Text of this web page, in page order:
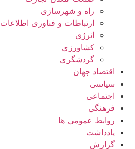
راه و شهرسازی
ارتباطات و فناوری اطلاعات
انرژی
کشاورزی
گردشگری
اقتصاد جهان
سیاسی
اجتماعی
فرهنگی
روابط عمومی ها
یادداشت
گزارش